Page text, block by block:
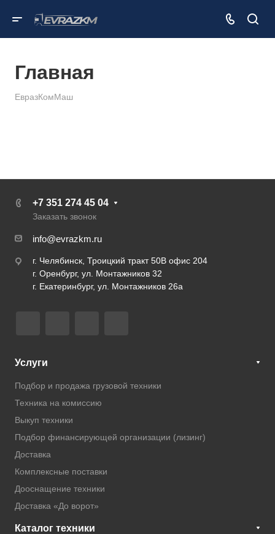
Главная
ЕвразКомМаш
+7 351 274 45 04
Заказать звонок
info@evrazkm.ru
г. Челябинск, Троицкий тракт 50В офис 204
г. Оренбург, ул. Монтажников 32
г. Екатеринбург, ул. Монтажников 26а
Услуги
Подбор и продажа грузовой техники
Техника на комиссию
Выкуп техники
Подбор финансирующей организации (лизинг)
Доставка
Комплексные поставки
Дооснащение техники
Доставка «До ворот»
Каталог техники